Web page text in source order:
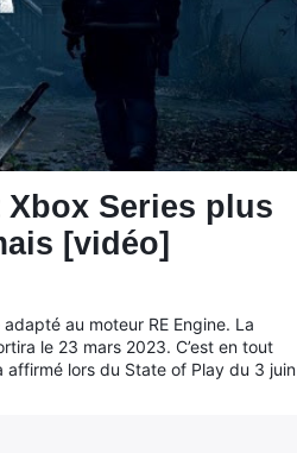
Series plus
[vidéo]
au moteur RE Engine. La
le 23 mars 2023. C’est en tout
lors du State of Play du 3 juin